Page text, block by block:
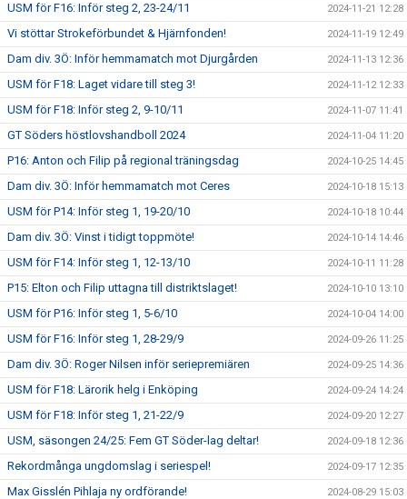
USM för F16: Inför steg 2, 23-24/11 2024-11-21 12:28
Vi stöttar Strokeförbundet & Hjärnfonden! 2024-11-19 12:49
Dam div. 3Ö: Inför hemmamatch mot Djurgården 2024-11-13 12:36
USM för F18: Laget vidare till steg 3! 2024-11-12 12:33
USM för F18: Inför steg 2, 9-10/11 2024-11-07 11:41
GT Söders höstlovshandboll 2024 2024-11-04 11:20
P16: Anton och Filip på regional träningsdag 2024-10-25 14:45
Dam div. 3Ö: Inför hemmamatch mot Ceres 2024-10-18 15:13
USM för P14: Inför steg 1, 19-20/10 2024-10-18 10:44
Dam div. 3Ö: Vinst i tidigt toppmöte! 2024-10-14 14:46
USM för F14: Inför steg 1, 12-13/10 2024-10-11 11:28
P15: Elton och Filip uttagna till distriktslaget! 2024-10-10 13:10
USM för P16: Inför steg 1, 5-6/10 2024-10-04 14:00
USM för F16: Inför steg 1, 28-29/9 2024-09-26 11:25
Dam div. 3Ö: Roger Nilsen inför seriepremiären 2024-09-25 14:36
USM för F18: Lärorik helg i Enköping 2024-09-24 14:24
USM för F18: Inför steg 1, 21-22/9 2024-09-20 12:27
USM, säsongen 24/25: Fem GT Söder-lag deltar! 2024-09-18 12:36
Rekordmånga ungdomslag i seriespel! 2024-09-17 12:35
Max Gisslén Pihlaja ny ordförande! 2024-08-29 15:03